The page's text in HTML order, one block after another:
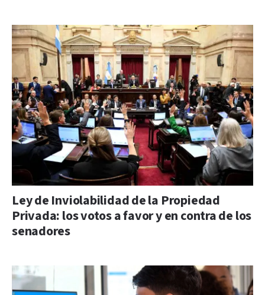
Ley de Inviolabilidad de la Propiedad
Privada: los votos a favor y en contra de los
senadores